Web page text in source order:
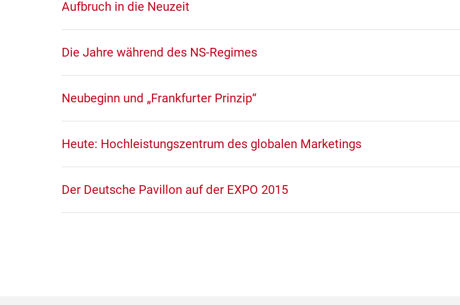
Aufbruch in die Neuzeit
Die Jahre während des NS-Regimes
Neubeginn und „Frankfurter Prinzip“
Heute: Hochleistungszentrum des globalen Marketings
Der Deutsche Pavillon auf der EXPO 2015